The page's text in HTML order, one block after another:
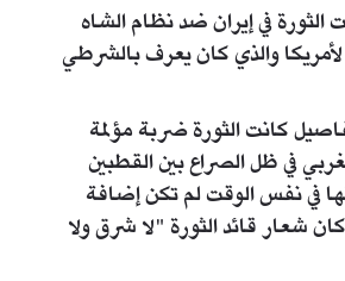
1979 قامت الثورة في إيران ضد نظام الشاه
لأمريكا والذي كان يعرف بالشرطي
كانت الثورة ضربة مؤلمة
في ظل الصراع بين القطبين
في نفس الوقت لم تكن إضافة
شعار قائد الثورة "لا شرق ولا